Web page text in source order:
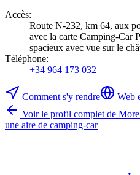
Accès:
Route N-232, km 64, aux
avec la carte Camping-Car
spacieux avec vue sur le
Téléphone:
+34 964 173 032
Comment s'y rendre
Web
Voir le profil complet de
une aire de camping-car